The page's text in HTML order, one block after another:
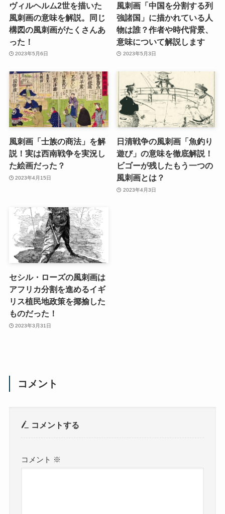
ヴィルヘルム2世を描いた
風刺画の意味を解説。同じ
構図の風刺画がたくさんあ
った！
2023年5月6日
風刺画「中国を分割する列
強諸国」に描かれている人
物は誰？作者や時代背景、
意味について解説します
2023年5月3日
風刺画「士族の商法」を解
説！実は西南戦争を実況し
た絵画だった？
2023年4月15日
日清戦争の風刺画「魚釣り
遊び」の意味を徹底解説！
ビゴーが残したもう一つの
風刺画とは？
2023年4月3日
セシル・ローズの風刺画は
アフリカ分割を進めるイギ
リス植民地政策を揶揄した
ものだった！
2023年3月31日
コメント
コメントする
コメント ※